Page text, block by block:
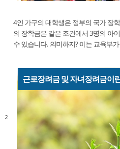
4인 가구의 대학생은 정부의 국가 장
의 장학금은 같은 조건에서 3명의 아
수 있습니다. 의미하지? 이는 교육부
기자 신 이정연. 장 이승기는 3명의 자
2
근로장려금 및 자녀장려금이